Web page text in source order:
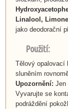
Linalool,
jako deodorační
Použití:
Tělový opalovací
sluněním
Upozornění: Jen
Vyvarujte se
podráždění